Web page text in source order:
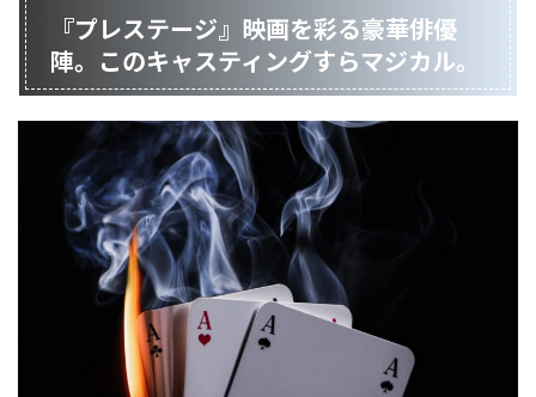
『プレステージ』映画を彩る豪華俳優
陣。このキャスティングすらマジカル。